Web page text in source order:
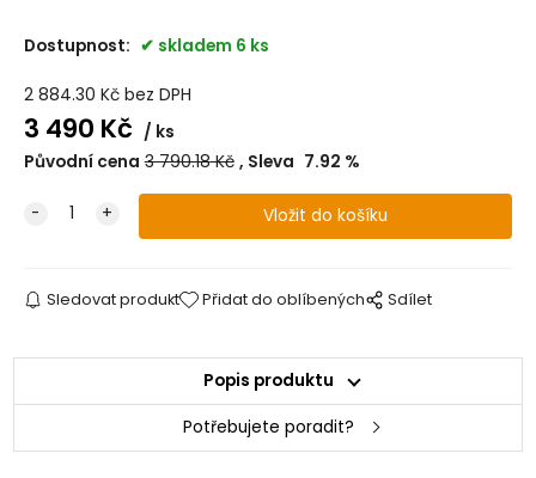
Dostupnost: skladem 6 ks
2 884.30 Kč bez DPH
3 490 Kč
ks
Původní cena 3 790.18Kč Sleva 7.92 %
Sledovat produkt Přidat do oblíbených Sdílet
Popis produktu
Potřebujete poradit?